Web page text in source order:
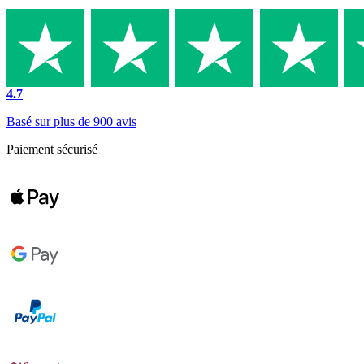
4.7
Basé sur plus de 900 avis
Paiement sécurisé